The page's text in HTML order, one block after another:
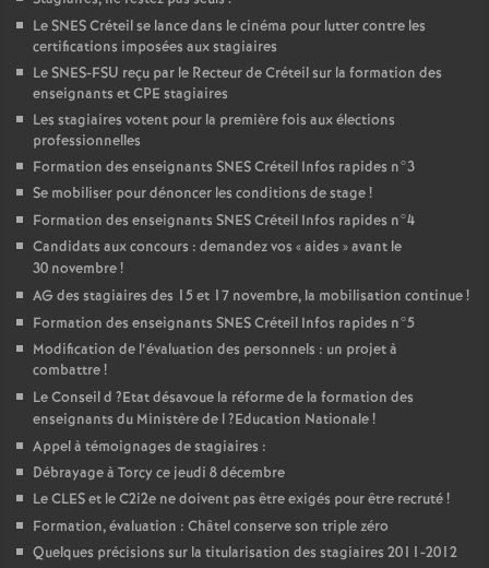
LeSNESCréteil se lance dans le cinéma pour lutter contre les
certifications imposées aux stagiaires
LeSNES-FSU reçu par le Recteur de Créteil sur la formation des
enseignants etCPE stagiaires
Les stagiaires votent pour la première fois aux élections
professionnelles
Formation des enseignants SNESCréteil Infos rapides n°3
Se mobiliser pour dénoncer les conditions de stage!
Formation des enseignants SNESCréteil Infos rapides n°4
Candidats aux concours : demandez vos «aides » avant le
30 novembre!
AG des stagiaires des 15 et 17 novembre, la mobilisation continue!
Formation des enseignants SNESCréteil Infos rapides n°5
Modification de l’évaluation des personnels : un projet à
combattre!
Le Conseil d ?Etat désavoue la réforme de la formation des
enseignants du Ministère de l?Education Nationale!
Appel à témoignages de stagiaires :
Débrayage à Torcy ce jeudi 8 décembre
LeCLESet le C2i2e ne doivent pas être exigés pour être recruté!
Formation, évaluation : Châtel conserve son triple zéro
Quelques précisions sur la titularisation des stagiaires 2011-2012